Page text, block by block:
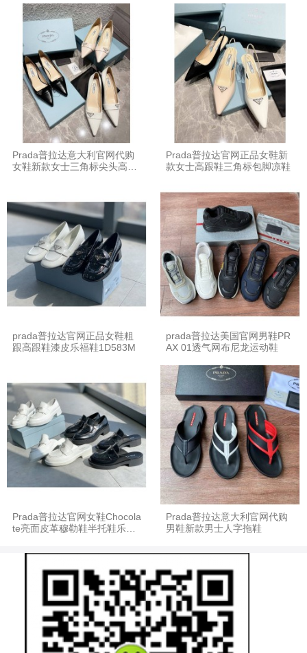
Prada普拉达意大利官网代购
女鞋新款女士三角标尖头高跟
Prada普拉达官网正品女鞋新
款女士高跟鞋三角标包脚凉鞋
prada普拉达官网正品女鞋粗
跟高跟鞋漆皮乐福鞋1D583M
prada普拉达美国官网男鞋PR
AX 01透气网布尼龙运动鞋
Prada普拉达官网女鞋Chocola
te亮面皮革穆勒鞋半托鞋乐福
Prada普拉达意大利官网代购
男鞋新款男士人字拖鞋